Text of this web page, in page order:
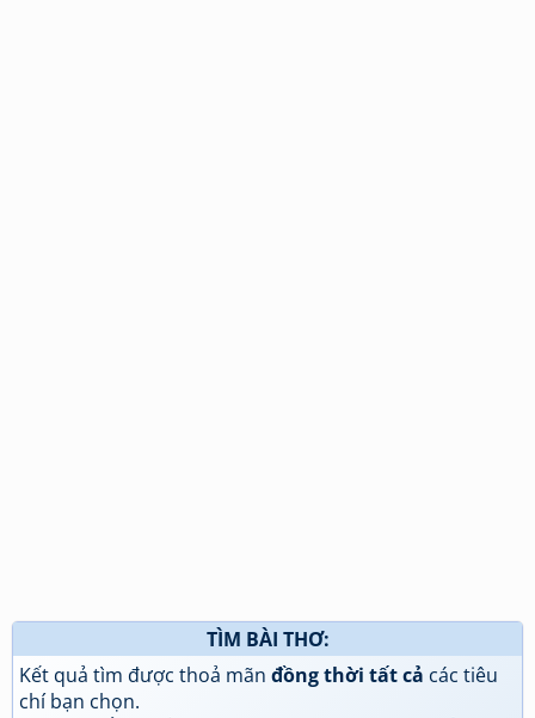
TÌM BÀI THƠ:
Kết quả tìm được thoả mãn đồng thời tất cả các tiêu
chí bạn chọn.